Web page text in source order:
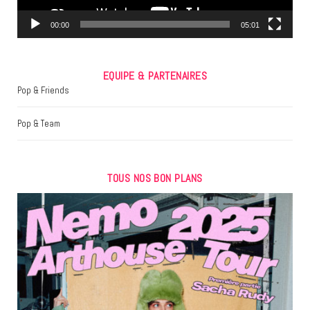
m
00:00 05:01
EQUIPE & PARTENAIRES
Pop & Friends
Pop & Team
TOUS NOS BON PLANS